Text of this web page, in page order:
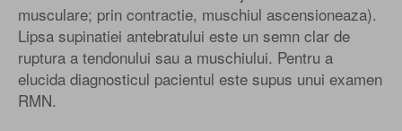
musculare; prin contractie, muschiul ascensioneaza).
Lipsa supinatiei antebratului este un semn clar de
ruptura a tendonului sau a muschiului. Pentru a
elucida diagnosticul pacientul este supus unui examen
RMN.